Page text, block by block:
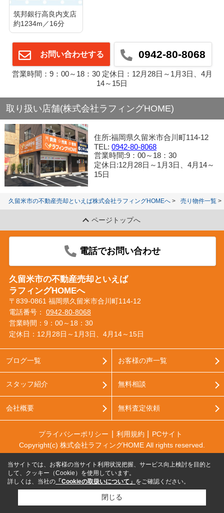
筑邦銀行高良内支店
約1234m／16分
お問い合わせする 0942-80-8068
営業時間：9：00～18：30 定休日：12月28日～1月3日、4月
14～15日
取り扱い店舗(株式会社ラフィングHOME)
住所:福岡県久留米市合川町114-12
TEL:0942-80-8068
営業時間:9：00～18：30
定休日:12月28日～1月3日、4月14～
15日
久留米市の不動産売却といえば株式会社ラフィングHOMEへ 売り物件一覧
ページトップへ
電話でお問い合わせ
久留米市の不動産売却といえば
ラフィングHOMEへ
〒839-0861 福岡県久留米市合川町114-12
電話番号： 0942-80-8068
営業時間：9：00～18：30
定休日：12月28日～1月3日、4月14～15日
ブログ一覧
スタッフ紹介
会社概要
お客様の声一覧
無料相談
無料査定依頼
プライバシーポリシー 利用規約
PCサイト
Copyright(c) 株式会社ラフィングHOME All rights reserved.
当サイトでは、お客様の当サイト利用状況把握、サービス向上検討を目的と
して、クッキー（Cookie）を使用しています。
詳しくは、当社の 「Cookieの取扱いについて」 をご確認ください。
閉じる